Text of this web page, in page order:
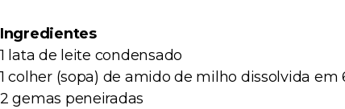
Ingredientes
1 lata de leite condensado
1 colher (sopa) de amido de milho dissolvida
2 gemas peneiradas